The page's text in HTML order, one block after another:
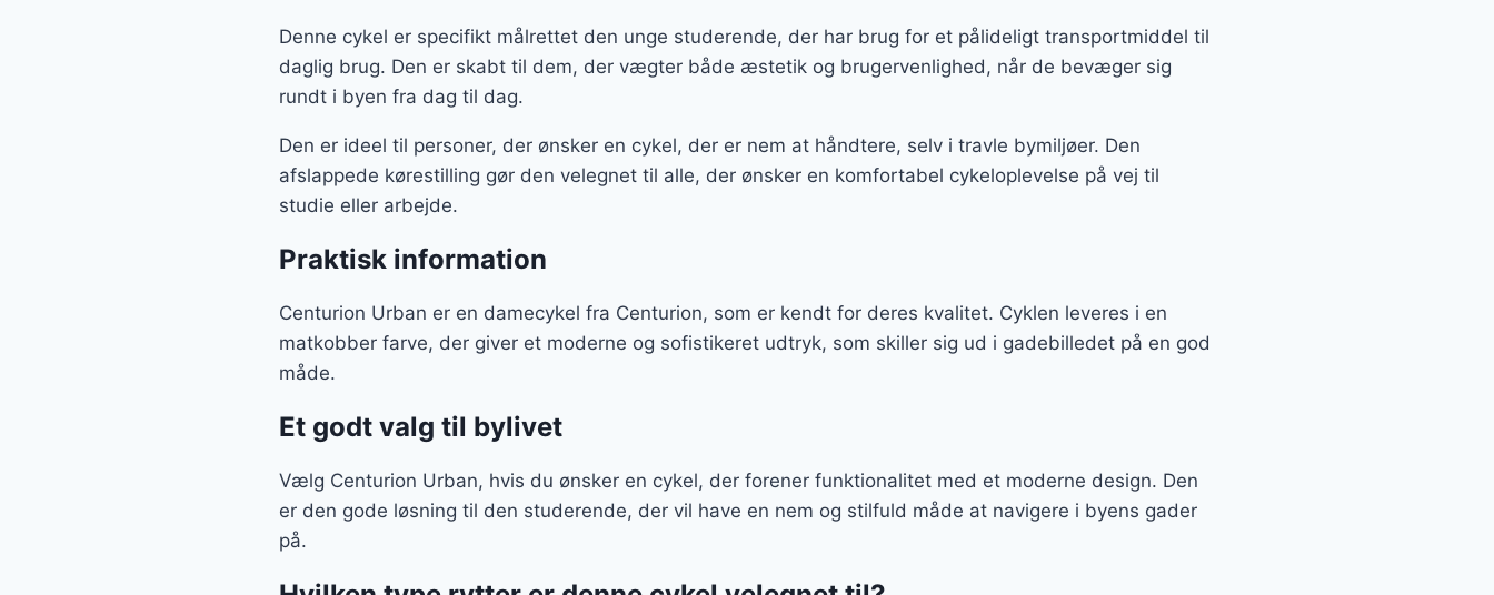
Denne cykel er specifikt målrettet den unge studerende, der har brug for et pålideligt transportmiddel til
daglig brug. Den er skabt til dem, der vægter både æstetik og brugervenlighed, når de bevæger sig
rundt i byen fra dag til dag.
Den er ideel til personer, der ønsker en cykel, der er nem at håndtere, selv i travle bymiljøer. Den
afslappede kørestilling gør den velegnet til alle, der ønsker en komfortabel cykeloplevelse på vej til
studie eller arbejde.
Praktisk information
Centurion Urban er en damecykel fra Centurion, som er kendt for deres kvalitet. Cyklen leveres i en
matkobber farve, der giver et moderne og sofistikeret udtryk, som skiller sig ud i gadebilledet på en god
måde.
Et godt valg til bylivet
Vælg Centurion Urban, hvis du ønsker en cykel, der forener funktionalitet med et moderne design. Den
er den gode løsning til den studerende, der vil have en nem og stilfuld måde at navigere i byens gader
på.